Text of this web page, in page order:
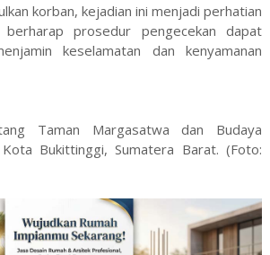
korban, kejadian ini menjadi perhatian
berharap prosedur pengecekan dapat
keselamatan dan kenyamanan
Taman Margasatwa dan Budaya
Bukittinggi, Sumatera Barat. (Foto: